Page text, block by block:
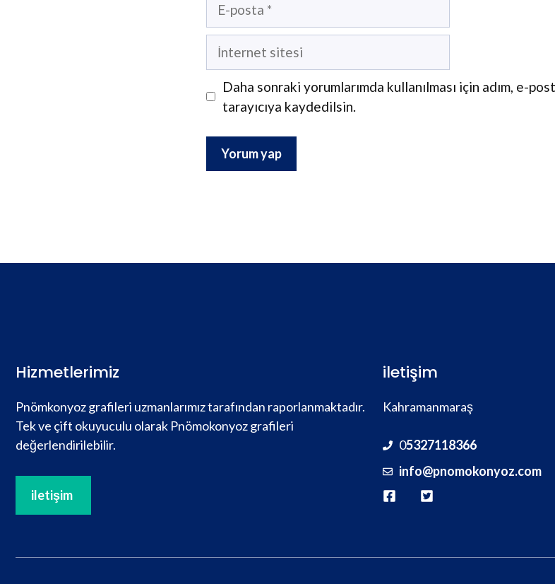
posta
İnternet
Daha sonraki yorumlarımda kullanılması için adım, e-
tarayıcıya kaydedilsin.
Hizmetlerimiz
Pnömkonyoz grafileri uzmanlarımız tarafından raporlanmaktadır.
Tek ve çift okuyuculu olarak Pnömokonyoz grafileri
değerlendirilebilir.
iletişim
iletişim
Kahramanmaraş
05327118366
info@pnomokonyoz.com